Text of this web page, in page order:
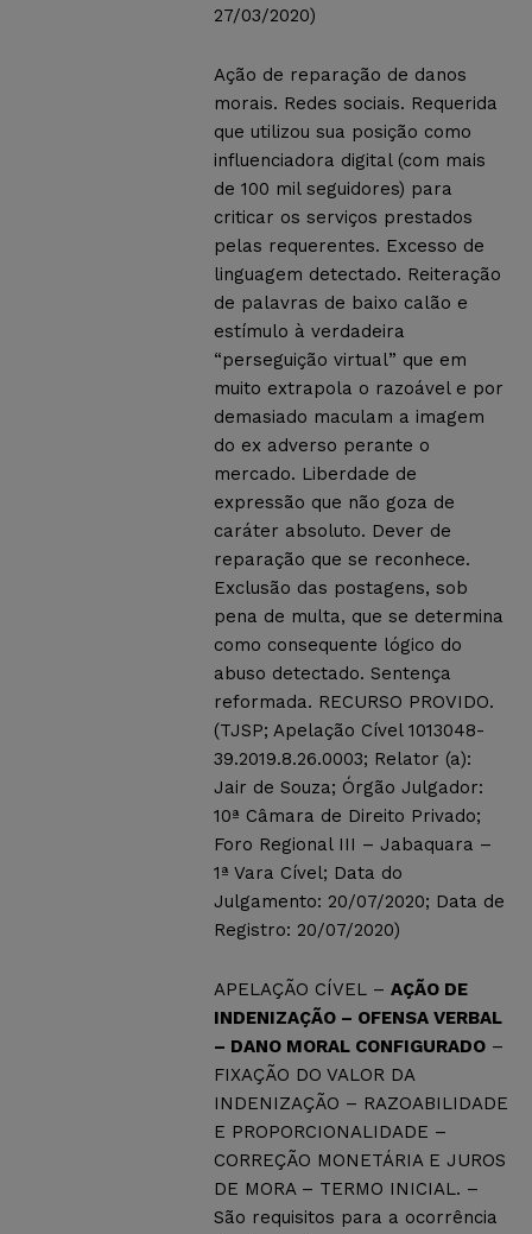
27/03/2020)
Ação de reparação de danos
morais. Redes sociais. Requerida
que utilizou sua posição como
influenciadora digital (com mais
de 100 mil seguidores) para
criticar os serviços prestados
pelas requerentes. Excesso de
linguagem detectado. Reiteração
de palavras de baixo calão e
estímulo à verdadeira
“perseguição virtual” que em
muito extrapola o razoável e por
demasiado maculam a imagem
do ex adverso perante o
mercado. Liberdade de
expressão que não goza de
caráter absoluto. Dever de
reparação que se reconhece.
Exclusão das postagens, sob
pena de multa, que se determina
como consequente lógico do
abuso detectado. Sentença
reformada. RECURSO PROVIDO.
(TJSP; Apelação Cível 1013048-
39.2019.8.26.0003; Relator (a):
Jair de Souza; Órgão Julgador:
10ª Câmara de Direito Privado;
Foro Regional III – Jabaquara –
1ª Vara Cível; Data do
Julgamento: 20/07/2020; Data de
Registro: 20/07/2020)
APELAÇÃO CÍVEL – AÇÃO DE
INDENIZAÇÃO – OFENSA VERBAL
– DANO MORAL CONFIGURADO –
FIXAÇÃO DO VALOR DA
INDENIZAÇÃO – RAZOABILIDADE
E PROPORCIONALIDADE –
CORREÇÃO MONETÁRIA E JUROS
DE MORA – TERMO INICIAL. –
São requisitos para a ocorrência